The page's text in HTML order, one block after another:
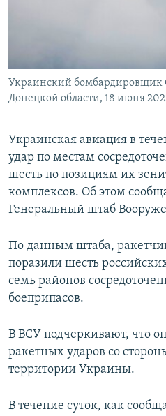
УКРАИНСКАЯ ПРОБЛЕМА КРЫМА
Все сайты RFE/RL
Украинский бомбардировщик
Донецкой области, 18 июня
Украинская авиация в
удар по местам
шесть по позициям их
комплексов. Об этом
Генеральный штаб
По данным штаба,
поразили шесть
семь районов
боеприпасов.
В ВСУ подчеркивают, что
ракетных ударов со
территории Украины.
В течение суток, как